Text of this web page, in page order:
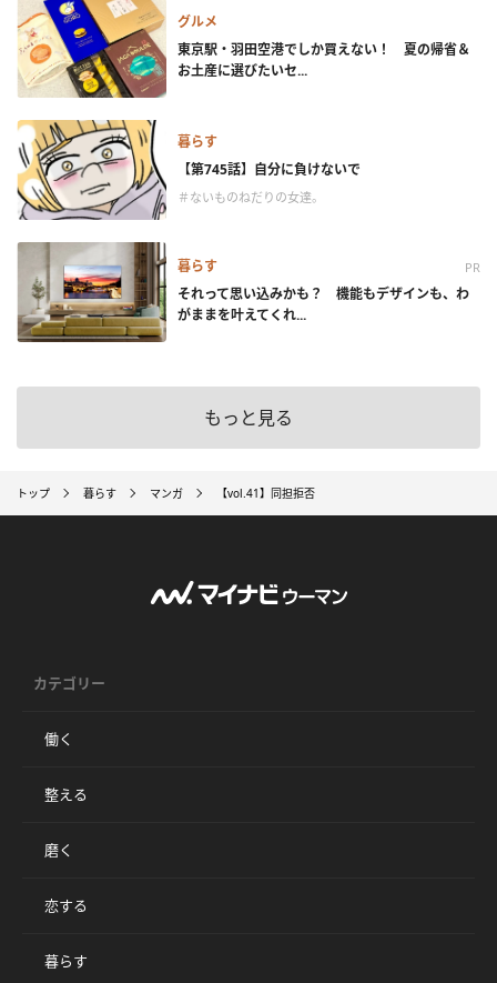
グルメ
東京駅・羽田空港でしか買えない！ 夏の帰省＆
お土産に選びたいセ...
暮らす
【第745話】自分に負けないで
＃ないものねだりの女達。
暮らす PR
それって思い込みかも？ 機能もデザインも、わ
がままを叶えてくれ...
もっと見る
トップ 暮らす マンガ 【vol.41】同担拒否
カテゴリー
働く
整える
磨く
恋する
暮らす